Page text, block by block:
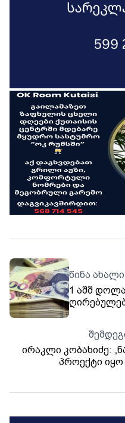
წინა ახალი
1 აშშ
ირაკლი კობახიძე:
პროექტი